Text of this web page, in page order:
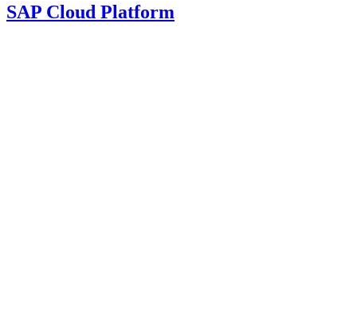
SAP Cloud Platform